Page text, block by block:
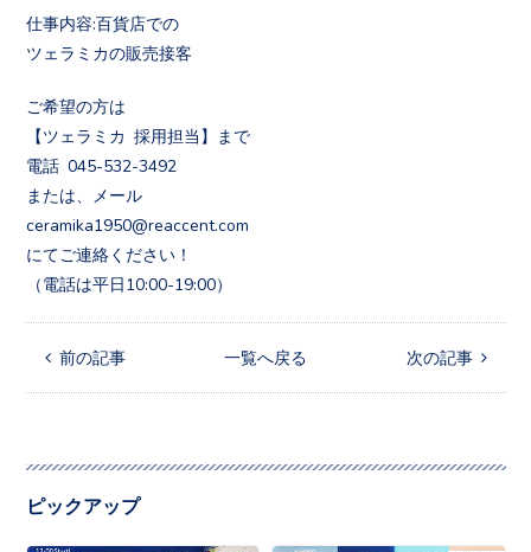
仕事内容:百貨店での
ツェラミカの販売接客
ご希望の方は
【ツェラミカ 採用担当】まで
電話 045-532-3492
または、メール
ceramika1950@reaccent.com
にてご連絡ください！
（電話は平日10:00-19:00）
 前の記事 一覧へ戻る 次の記事 
ピックアップ